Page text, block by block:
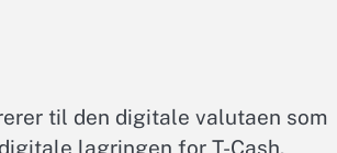
til den digitale valutaen som
lagringen for T-Cash.